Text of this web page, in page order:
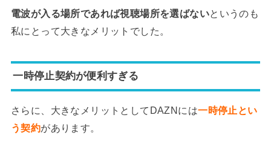
電波が入る場所であれば視聴場所を選ばないというのも
私にとって大きなメリットでした。
一時停止契約が便利すぎる
さらに、大きなメリットとしてDAZNには一時停止とい
う契約があります。